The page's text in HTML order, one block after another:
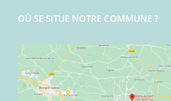
OÙ SE SITUE NOTRE COMMUNE ?